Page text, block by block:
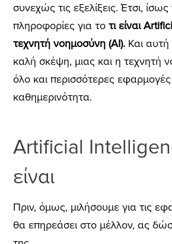
συνεχώς τις εξελίξεις. Έτσι,
πληροφορίες για το τι είναι
τεχνητή νοημοσύνη (AI). Και αυτή
καλή σκέψη, μιας και η τεχνητή
όλο και περισσότερες
καθημερινότητα.
Artificial
είναι
Πριν, όμως, μιλήσουμε για τις
θα επηρεάσει στο μέλλον, ας